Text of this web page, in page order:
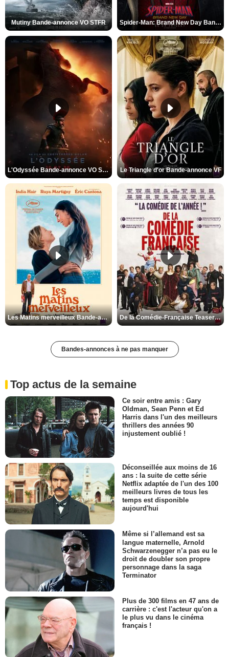
Mutiny Bande-annonce VO STFR Spider-Man: Brand New Day Bande-annonce VO STFR
L'Odyssée Bande-annonce VO STFR Le Triangle d'or Bande-annonce VF
Les Matins merveilleux Bande-annonce VF De la Comédie-Française Teaser VF
Bandes-annonces à ne pas manquer
Top actus de la semaine
Ce soir entre amis : Gary
Oldman, Sean Penn et Ed
Harris dans l'un des meilleurs
thrillers des années 90
injustement oublié !
Déconseillée aux moins de 16
ans : la suite de cette série
Netflix adaptée de l'un des 100
meilleurs livres de tous les
temps est disponible
aujourd'hui
Même si l’allemand est sa
langue maternelle, Arnold
Schwarzenegger n’a pas eu le
droit de doubler son propre
personnage dans la saga
Terminator
Plus de 300 films en 47 ans de
carrière : c'est l'acteur qu'on a
le plus vu dans le cinéma
français !